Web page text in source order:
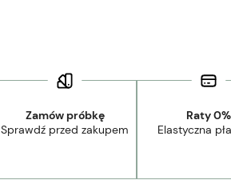
Zamów próbkę
Sprawdź przed zakupem
Raty 0%
Elastyczna